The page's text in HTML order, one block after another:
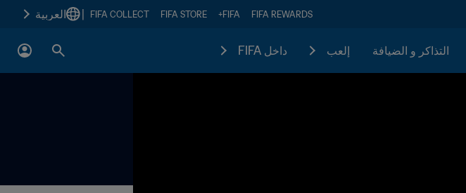
FIFA REWARDS
FIFA+
FIFA STORE
FIFA COLLECT العربية
التذاكر و الضيافة إلعب داخل FIFA